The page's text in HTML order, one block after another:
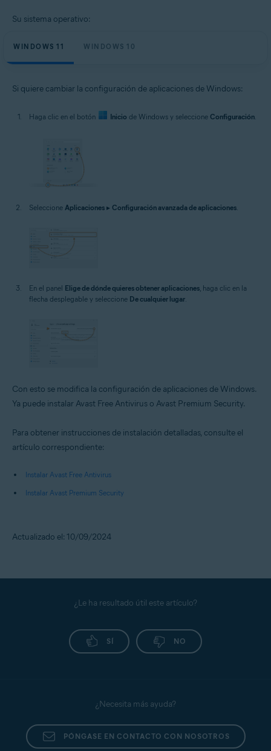
Su sistema operativo:
WINDOWS 11 WINDOWS 10
Si quiere cambiar la configuración de aplicaciones de Windows:
Haga clic en el botón Inicio de Windows y seleccione Configuración.
Seleccione Aplicaciones ▸ Configuración avanzada de aplicaciones.
En el panel Elige de dónde quieres obtener aplicaciones, haga clic en la
flecha desplegable y seleccione De cualquier lugar.
Con esto se modifica la configuración de aplicaciones de Windows.
Ya puede instalar Avast Free Antivirus o Avast Premium Security.
Para obtener instrucciones de instalación detalladas, consulte el
artículo correspondiente:
Instalar Avast Free Antivirus
Instalar Avast Premium Security
Actualizado el: 10/09/2024
¿Le ha resultado útil este artículo?
SÍ NO
¿Necesita más ayuda?
PÓNGASE EN CONTACTO CON NOSOTROS